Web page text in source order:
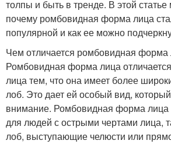
толпы и быть в тренде. В этой
почему ромбовидная форма лица
популярной и как ее можно
Чем отличается ромбовидная форма
Ромбовидная форма лица
лица тем, что она имеет более
лоб. Это дает ей особый вид,
внимание. Ромбовидная форма лица
для людей с острыми чертами лица,
лоб, выступающие челюсти или